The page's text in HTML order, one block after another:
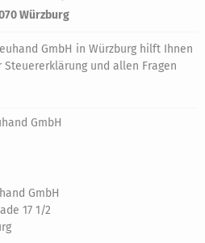
Würzburg
GmbH in Würzburg hilft Ihnen
und allen Fragen
GmbH
GmbH
17 1/2